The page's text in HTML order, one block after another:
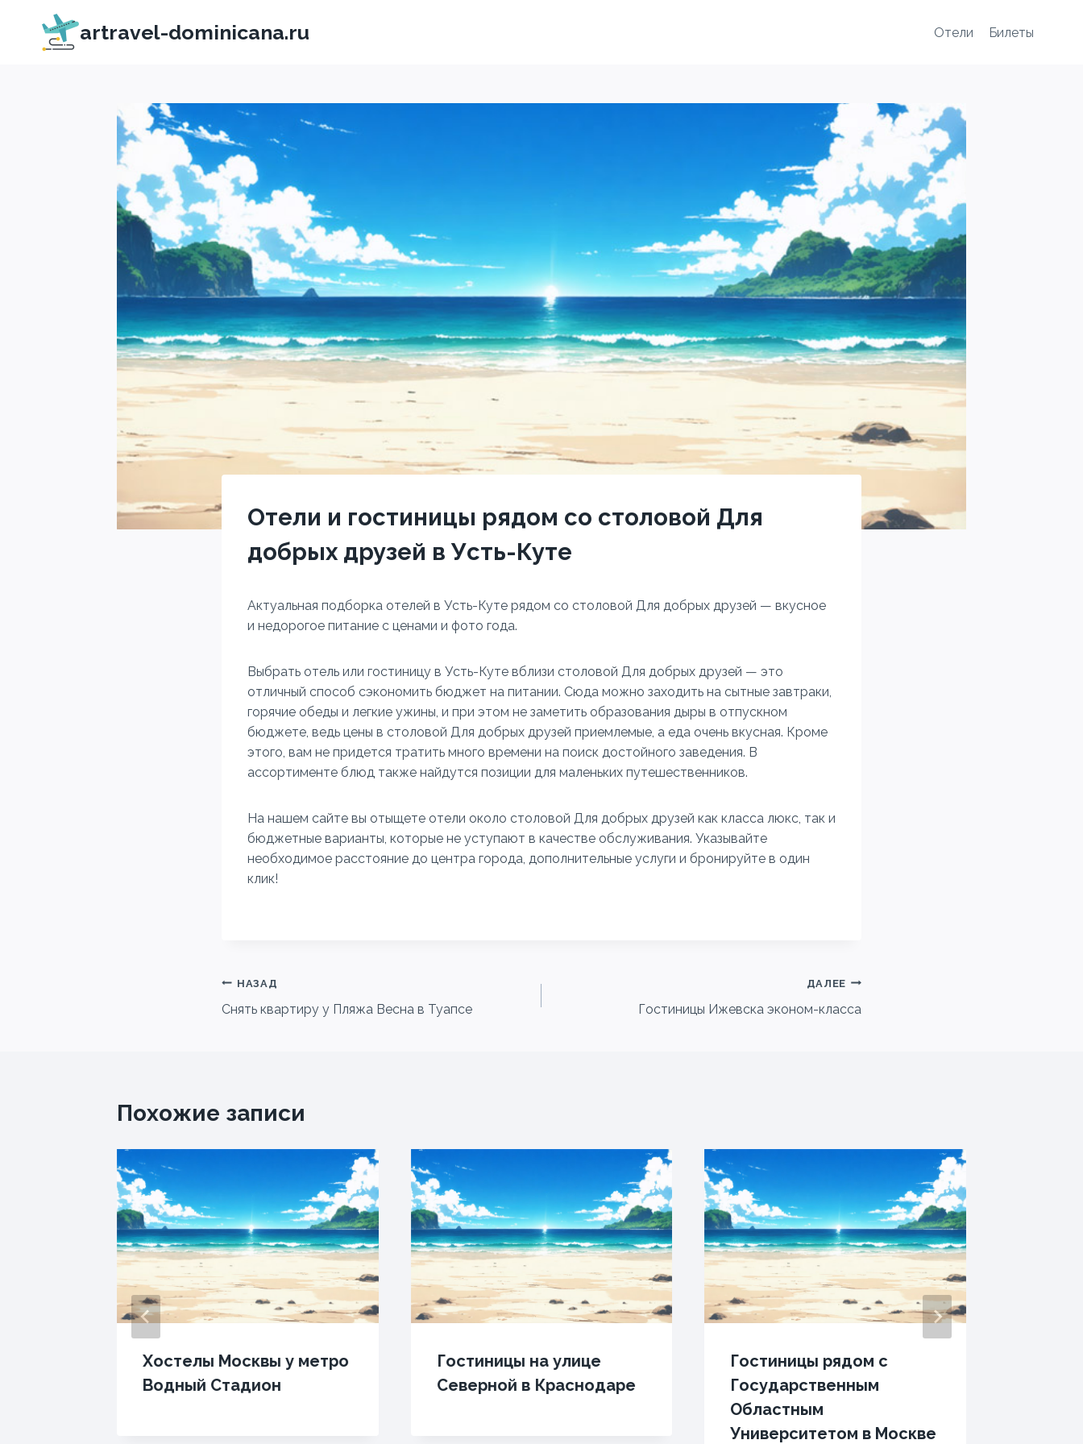
содержимому
artravel-dominicana.ru Отели Билеты
Отели и гостиницы рядом со столовой Для
добрых друзей в Усть-Куте
Актуальная подборка отелей в Усть-Куте рядом со столовой Для добрых друзей — вкусное
и недорогое питание с ценами и фото года.
Выбрать отель или гостиницу в Усть-Куте вблизи столовой Для добрых друзей — это
отличный способ сэкономить бюджет на питании. Сюда можно заходить на сытные завтраки,
горячие обеды и легкие ужины, и при этом не заметить образования дыры в отпускном
бюджете, ведь цены в столовой Для добрых друзей приемлемые, а еда очень вкусная. Кроме
этого, вам не придется тратить много времени на поиск достойного заведения. В
ассортименте блюд также найдутся позиции для маленьких путешественников.
На нашем сайте вы отыщете отели около столовой Для добрых друзей как класса люкс, так и
бюджетные варианты, которые не уступают в качестве обслуживания. Указывайте
необходимое расстояние до центра города, дополнительные услуги и бронируйте в один
клик!
Навигация
по
НАЗАД
Снять квартиру у Пляжа Весна в Туапсе
ДАЛЕЕ
Гостиницы Ижевска эконом-класса
Похожие записи
Хостелы Москвы у метро
Водный Стадион
Гостиницы на улице
Северной в Краснодаре
Гостиницы рядом с
Государственным
Областным
Университетом в Москве